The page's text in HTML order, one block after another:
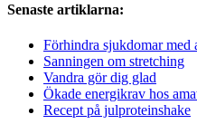
Senaste artiklarna:
Förhindra sjukdomar
Sanningen om stretching
Vandra gör dig glad
Ökade energikrav hos
Recept på julproteinshake